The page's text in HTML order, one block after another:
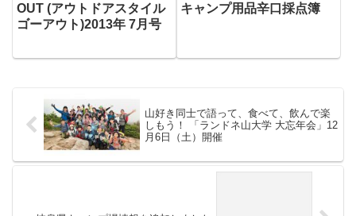
OUT (アウトドアスタイル
ゴーアウト)2013年 7月号
キャンプ用品辛口採点簿
山好き同士で語って、食べて、飲んで楽
しもう！ 「ランドネ山大学 大忘年会」12
月6日（土）開催